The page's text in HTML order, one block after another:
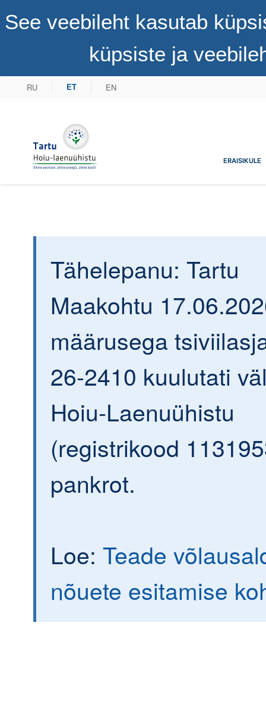
See veebileht kasutab
küpsiste ja
RU ET EN
Tartu Hoiu-laenuühistuERAISIKULE
Tähelepanu: Tartu
Maakohtu
määrusega
26-2410 kuulutati
Hoiu-Laenuühistu
(registrikood
pankrot.
Loe: Teade
nõuete esitamise